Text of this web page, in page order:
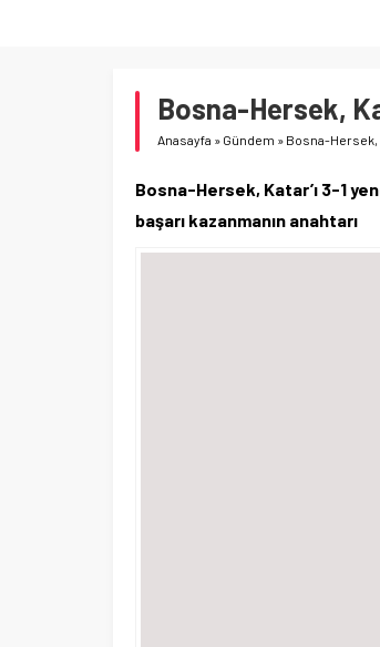
Bosna-Hersek,
Anasayfa » Gündem » Bosna-Hersek,
Bosna-Hersek, Katar’ı 3-1
başarı kazanmanın anahtarı